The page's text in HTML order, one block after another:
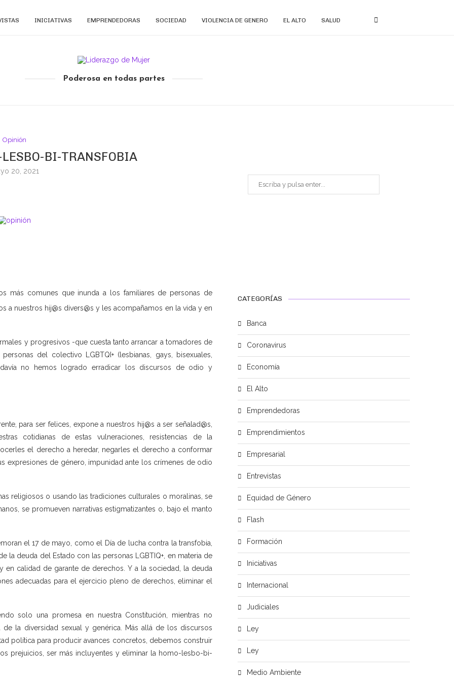
INICIATIVAS EMPRENDEDORAS SOCIEDAD VIOLENCIA DE GENERO EL ALTO SALUD
Poderosa en todas partes
Opinión
BI-TRANSFOBIA
20, 2021
más comunes que inunda a los familiares de personas de
a nuestros hij@s divers@s y les acompañamos en la vida y en
y progresivos -que cuesta tanto arrancar a tomadores de
del colectivo LGBTQI+ (lesbianas, gays, bisexuales,
no hemos logrado erradicar los discursos de odio y
para ser felices, expone a nuestros hij@s a ser señalad@s,
cotidianas de estas vulneraciones, resistencias de la
el derecho a heredar, negarles el derecho a conformar
expresiones de género, impunidad ante los crímenes de odio
religiosos o usando las tradiciones culturales o moralinas, se
se promueven narrativas estigmatizantes o, bajo el manto
el 17 de mayo, como el Día de lucha contra la transfobia,
deuda del Estado con las personas LGBTIQ+, en materia de
calidad de garante de derechos. Y a la sociedad, la deuda
adecuadas para el ejercicio pleno de derechos, eliminar el
solo una promesa en nuestra Constitución, mientras no
la diversidad sexual y genérica. Más allá de los discursos
política para producir avances concretos, debemos construir
prejuicios, ser más incluyentes y eliminar la homo-lesbo-bi-
CATEGORÍAS
Banca
Coronavirus
Economía
El Alto
Emprendedoras
Emprendimientos
Empresarial
Entrevistas
Equidad de Género
Flash
Formación
Iniciativas
Internacional
Judiciales
Ley
Ley
Medio Ambiente